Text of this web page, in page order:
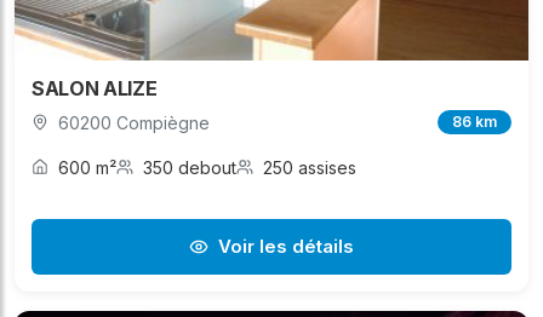
SALON ALIZE
60200 Compiègne 86 km
600 m² 350 debout 250 assises
Voir les détails